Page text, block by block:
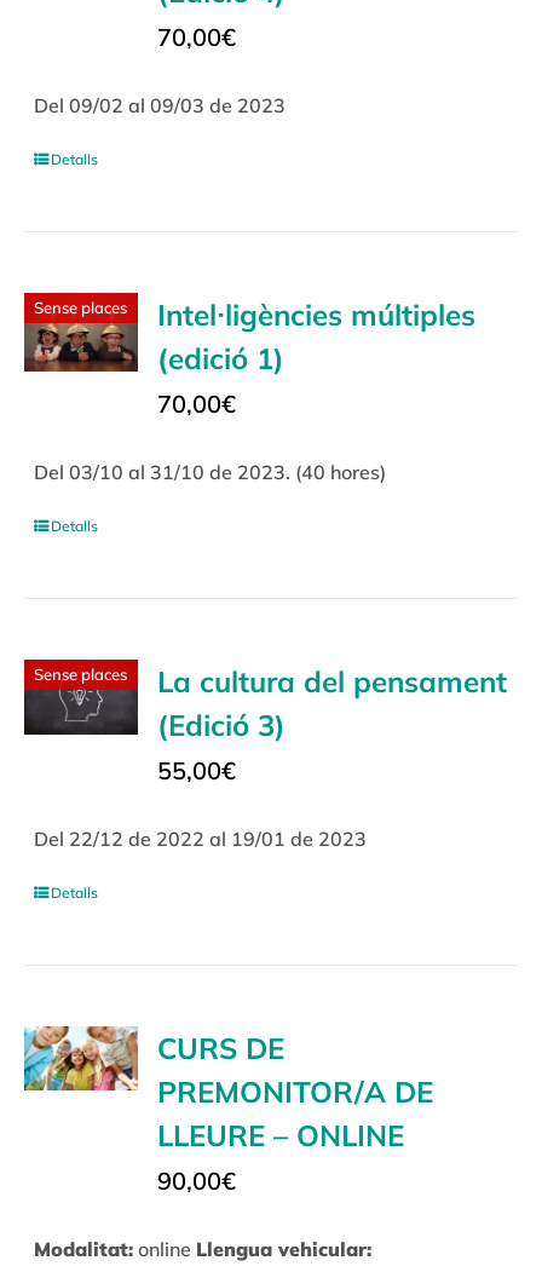
70,00€
Del 09/02 al 09/03 de 2023
Detalls
Sense places
Intel·ligències múltiples
(edició 1)
70,00€
Del 03/10 al 31/10 de 2023. (40 hores)
Detalls
Sense places
La cultura del pensament
(Edició 3)
55,00€
Del 22/12 de 2022 al 19/01 de 2023
Detalls
CURS DE
PREMONITOR/A DE
LLEURE – ONLINE
90,00€
Modalitat: online Llengua vehicular: